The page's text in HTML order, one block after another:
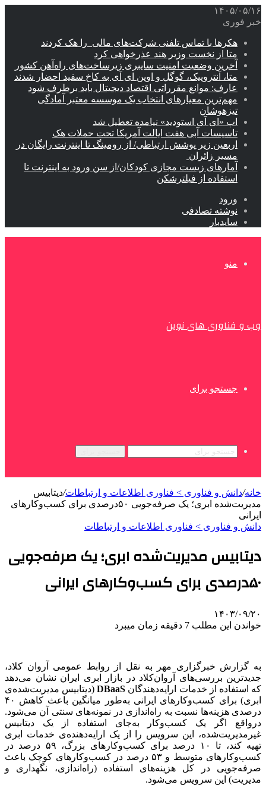
۱۴۰۵/۰۵/۱۶
خبر فوری
هکرها با تماس تلفنی شرکت‌های مالی را هک کردند
متا از نخست وزیر هند عذرخواهی کرد
آخرین وضعیت امنیت سایبری زیرساخت‌های راه‌آهن کشور
متا، آنتروپیک، گوگل و اوپن ای آی به کاخ سفید احضار شدند
عارف: موانع مقرراتی اقتصاد دیجیتال باید برطرف شود
مهم‌ترین معیارهای انتخاب یک موسسه معتبر آمادگی
تیزهوشان
اپ «ای آی استودید» نیامده تعطیل شد
تاسیسات آبی هفت ایالت آمریکا تحت حملات هک
اربعین زیر پوشش ارتباطی/ از رومینگ تا اینترنت رایگان در
مسیر زائران
آمارهای زیست مجازی کودکان/از سن ورود به اینترنت تا
استفاده از فیلترشکن
ورود
نوشته تصادفی
سایدبار
منو
وب و فناوری های نوین
جستجو برای
خانه/دانش و فناوری > فناوری اطلاعات و ارتباطات/دیتابیس
مدیریت‌شده‌ ابری؛ یک صرفه‌جویی ۵۰درصدی برای کسب‌وکارهای
ایرانی
دانش و فناوری > فناوری اطلاعات و ارتباطات
دیتابیس مدیریت‌شده‌ ابری؛ یک صرفه‌جویی
۵۰درصدی برای کسب‌وکارهای ایرانی
۱۴۰۳/۰۹/۲۰
خواندن این مطلب 7 دقیقه زمان میبرد
به گزارش خبرگزاری مهر به نقل از روابط عمومی آروان کلاد،
جدیدترین بررسی‌های آروان‌کلاد در بازار ابری ایران نشان می‌دهد
که استفاده از خدمات ارایه‌دهندگان
(دیتابیس مدیریت‌شده‌ی
ابری) برای کسب‌وکارهای ایرانی به‌طور میانگین باعث کاهش ۴۰
درصدی هزینه‌ها نسبت به راه‌اندازی در نمونه‌های سنتی آن می‌شود.
درواقع اگر یک کسب‌وکار به‌جای استفاده از یک دیتابیس
غیرمدیریت‌شده، این سرویس را از یک ارایه‌دهنده‌ی خدمات ابری
تهیه کند، تا ۱۰ درصد برای کسب‌وکارهای بزرگ، ۵۹ درصد در
کسب‌وکارهای متوسط و ۵۳ درصد در کسب‌وکارهای کوچک باعث
صرفه‌جویی در کل هزینه‌های استفاده (راه‌اندازی، نگهداری و
مدیریت) این سرویس می‌شود.